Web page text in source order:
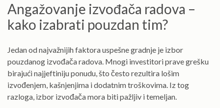
Angažovanje izvođača radova –
kako izabrati pouzdan tim?
Jedan od najvažnijih faktora uspešne gradnje je izbor
pouzdanog izvođača radova. Mnogi investitori prave grešku
birajući najjeftiniju ponudu, što često rezultira lošim
izvođenjem, kašnjenjima i dodatnim troškovima. Iz tog
razloga, izbor izvođača mora biti pažljiv i temeljan.